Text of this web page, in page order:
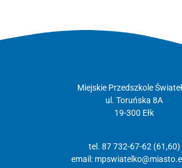
Miejskie Przedszkole
ul. Toruńska 8A
19-300 Ełk
tel. 87 732-67-62 (61,60)
email: